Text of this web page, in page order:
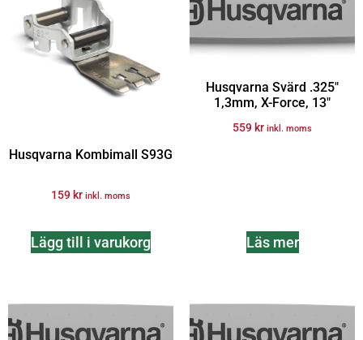
Husqvarna Kombimall S93G
159 kr inkl. moms
Lägg till i varukorg
Husqvarna Svärd .325″
1,3mm, X-Force, 13″
559 kr inkl. moms
Läs mer